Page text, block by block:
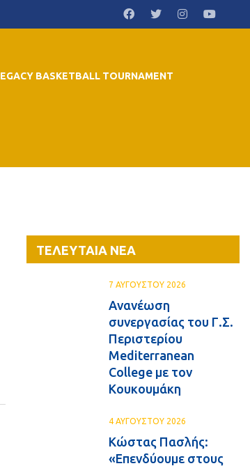
BASKETBALL TOURNAMENT
ΤΕΛΕΥΤΑΙΑ ΝΕΑ
7 ΑΥΓΟΥΣΤΟΥ 2026
Ανανέωση
συνεργασίας του Γ.Σ.
Περιστερίου
Mediterranean
College με τον
Κουκουμάκη
4 ΑΥΓΟΥΣΤΟΥ 2026
Κώστας Πασλής:
«Επενδύουμε στους